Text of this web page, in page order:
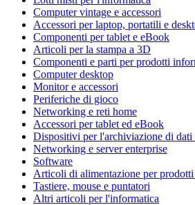
Computer vintage e accessori
Accessori per laptop, portatili e
Componenti per tablet e eBook
Articoli per la stampa a 3D
Componenti e parti per prodotti
Computer desktop
Monitor e accessori
Periferiche di gioco
Networking e reti home
Accessori per tablet ed eBook
Dispositivi per l'archiviazione di
Networking e server enterprise
Software
Articoli di alimentazione per
Tastiere, mouse e puntatori
Altri articoli per l'informatica